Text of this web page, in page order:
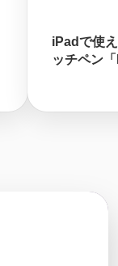
iPadで使
ッチペン